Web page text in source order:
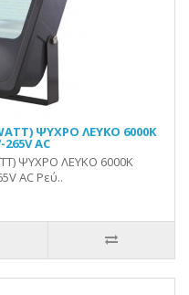
ΨΥΧΡΟ ΛΕΥΚΟ 6000Κ
AC
ΨΥΧΡΟ ΛΕΥΚΟ 6000Κ
AC Ρεύ..